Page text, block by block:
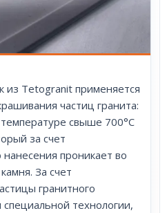
из Tetogranit применяется
частиц гранита:
свыше 700°С
за счет
проникает во
За счет
гранитного
технологии,